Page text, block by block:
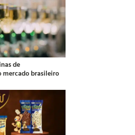
de
mercado brasileiro